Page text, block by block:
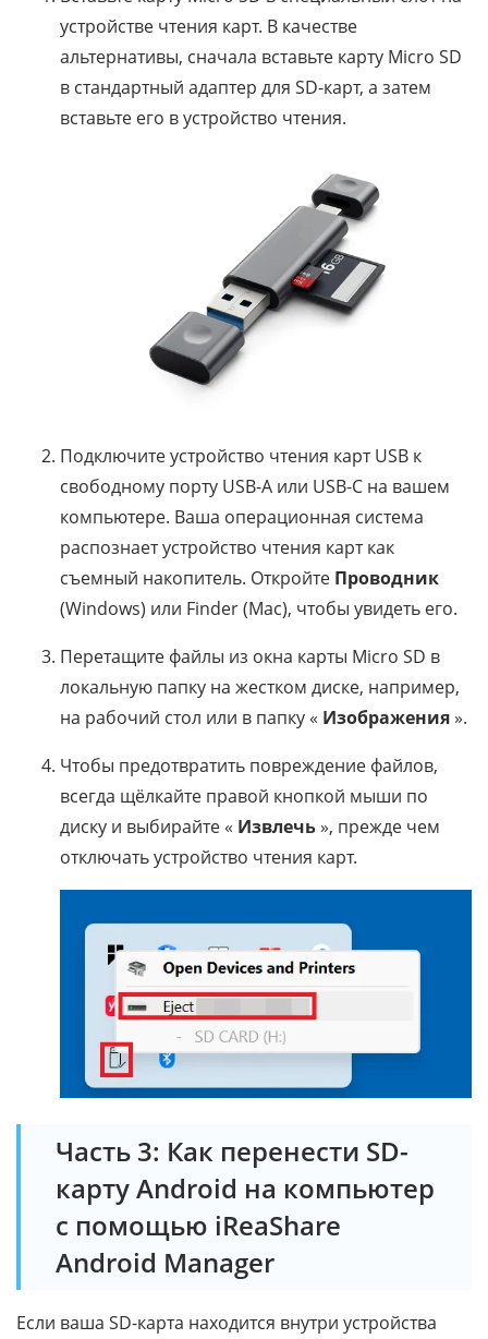
устройстве чтения карт. В качестве
альтернативы, сначала вставьте карту Micro SD
в стандартный адаптер для SD-карт, а затем
вставьте его в устройство чтения.
Подключите устройство чтения карт USB к
свободному порту USB-A или USB-C на вашем
компьютере. Ваша операционная система
распознает устройство чтения карт как
съемный накопитель. Откройте Проводник
(Windows) или Finder (Mac), чтобы увидеть его.
Перетащите файлы из окна карты Micro SD в
локальную папку на жестком диске, например,
на рабочий стол или в папку « Изображения».
Чтобы предотвратить повреждение файлов,
всегда щёлкайте правой кнопкой мыши по
диску и выбирайте « Извлечь», прежде чем
отключать устройство чтения карт.
Часть 3: Как перенести SD-
карту Android на компьютер
с помощью iReaShare
Android Manager
Если ваша SD-карта находится внутри устройства